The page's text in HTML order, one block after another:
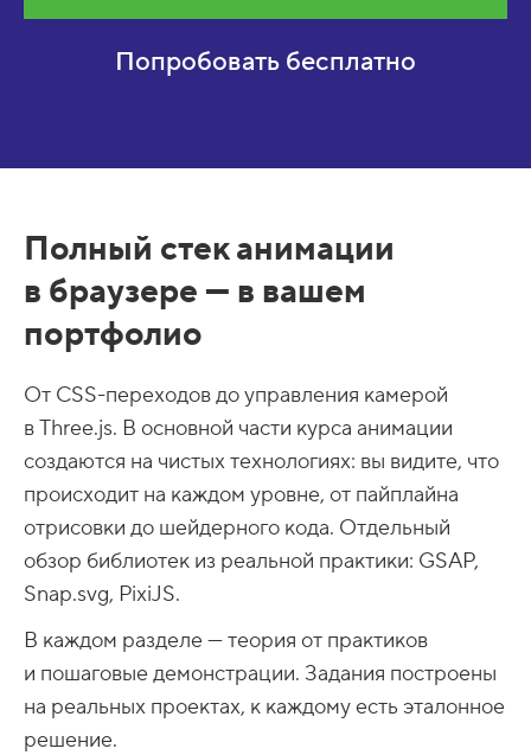
Попробовать бесплатно
Полный стек анимации
в браузере — в вашем
портфолио
От CSS-переходов до управления камерой
в Three.js. В основной части курса анимации
создаются на чистых технологиях: вы видите, что
происходит на каждом уровне, от пайплайна
отрисовки до шейдерного кода. Отдельный
обзор библиотек из реальной практики: GSAP,
Snap.svg, PixiJS.
В каждом разделе — теория от практиков
и пошаговые демонстрации. Задания построены
на реальных проектах, к каждому есть эталонное
решение.